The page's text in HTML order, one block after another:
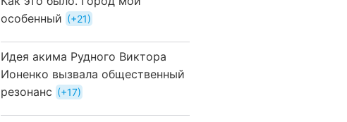
особенный
+21
Идея акима Рудного Виктора
Ионенко вызвала общественный
резонанс
+17